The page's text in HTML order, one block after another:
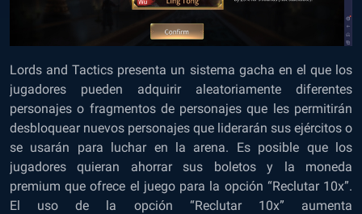
Lords and Tactics presenta un sistema gacha en el que los
jugadores pueden adquirir aleatoriamente diferentes
personajes o fragmentos de personajes que les permitirán
desbloquear nuevos personajes que liderarán sus ejércitos o
se usarán para luchar en la arena. Es posible que los
jugadores quieran ahorrar sus boletos y la moneda
premium que ofrece el juego para la opción “Reclutar 10x”.
El uso de la opción “Reclutar 10x” aumenta